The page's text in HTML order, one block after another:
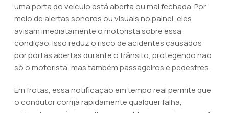
uma porta do veículo está aberta ou mal fechada. Por
meio de alertas sonoros ou visuais no painel, eles
avisam imediatamente o motorista sobre essa
condição. Isso reduz o risco de acidentes causados
por portas abertas durante o trânsito, protegendo não
só o motorista, mas também passageiros e pedestres.
Em frotas, essa notificação em tempo real permite que
o condutor corrija rapidamente qualquer falha,